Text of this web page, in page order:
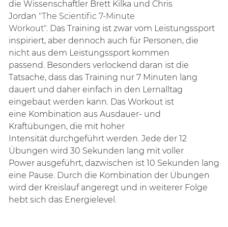
die Wissenschaftler Brett Kilka und Chris
Jordan "The Scientific 7-Minute
Workout". Das Training ist zwar vom Leistungssport
inspiriert, aber dennoch auch für Personen, die
nicht aus dem Leistungssport kommen
passend. Besonders verlockend daran ist die
Tatsache, dass das Training nur 7 Minuten lang
dauert und daher einfach in den Lernalltag
eingebaut werden kann. Das Workout ist
eine Kombination aus Ausdauer- und
Kraftübungen, die mit hoher
Intensität durchgeführt werden. Jede der 12
Übungen wird 30 Sekunden lang mit voller
Power ausgeführt, dazwischen ist 10 Sekunden lang
eine Pause. Durch die Kombination der Übungen
wird der Kreislauf angeregt und in weiterer Folge
hebt sich das Energielevel.